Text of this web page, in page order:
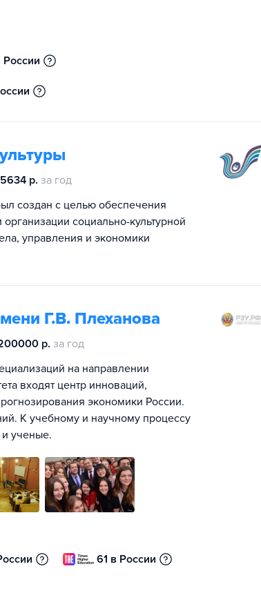
России
р. за год
создан с целью обеспечения
социально-культурной
управления и экономики
Г.В. Плеханова
р. за год
на направлении
входят центр инноваций,
экономики России.
К учебному и научному процессу
и ученые.
61 в России